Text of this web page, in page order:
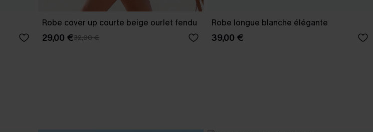
Robe cover up courte beige ourlet fendu
29,00 €32,00 €
Robe longue blanche élégante
39,00 €